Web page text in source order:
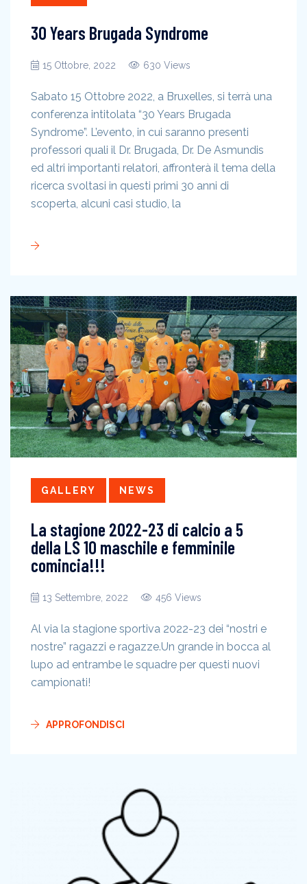
30 Years Brugada Syndrome
15 Ottobre, 2022 630 Views
Sabato 15 Ottobre 2022, a Bruxelles, si terrà una
conferenza intitolata “30 Years Brugada
Syndrome”. L’evento, in cui saranno presenti
professori quali il Dr. Brugada, Dr. De Asmundis
ed altri importanti relatori, affronterà il tema della
ricerca svoltasi in questi primi 30 anni di
scoperta, alcuni casi studio, la
GALLERY NEWS
La stagione 2022-23 di calcio a 5
della LS 10 maschile e femminile
comincia!!!
13 Settembre, 2022 456 Views
Al via la stagione sportiva 2022-23 dei “nostri e
nostre” ragazzi e ragazze.Un grande in bocca al
lupo ad entrambe le squadre per questi nuovi
campionati!
APPROFONDISCI